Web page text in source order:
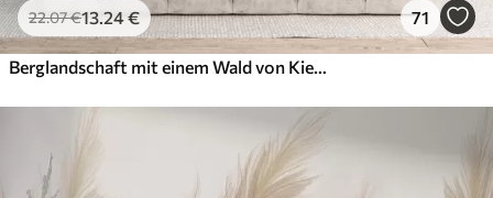
22.07€13 .24€ 71